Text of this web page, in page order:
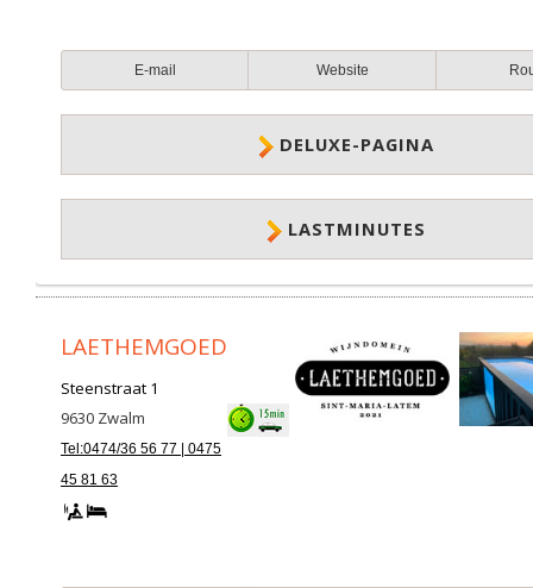
E-mail Website
DELUXE-PAGINA
LASTMINUTES
LAETHEMGOED
Steenstraat 1
9630 Zwalm
Tel:0474/36 56 77 | 0475
45 81 63